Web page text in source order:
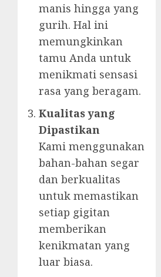
manis hingga yang
gurih. Hal ini
memungkinkan
tamu Anda untuk
menikmati sensasi
rasa yang beragam.
Kualitas yang
Dipastikan
Kami menggunakan
bahan-bahan segar
dan berkualitas
untuk memastikan
setiap gigitan
memberikan
kenikmatan yang
luar biasa.